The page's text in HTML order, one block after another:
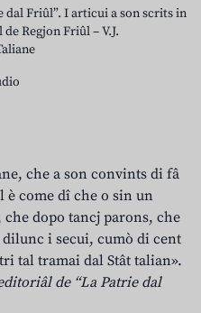
Friûl”. I articui a son scrits in
Regjon Friûl – V.J.
che a son convints di fâ
è come dî che o sin un
dopo tancj parons, che
i secui, cumò di cent
tal tramai dal Stât talian».
de “La Patrie dal